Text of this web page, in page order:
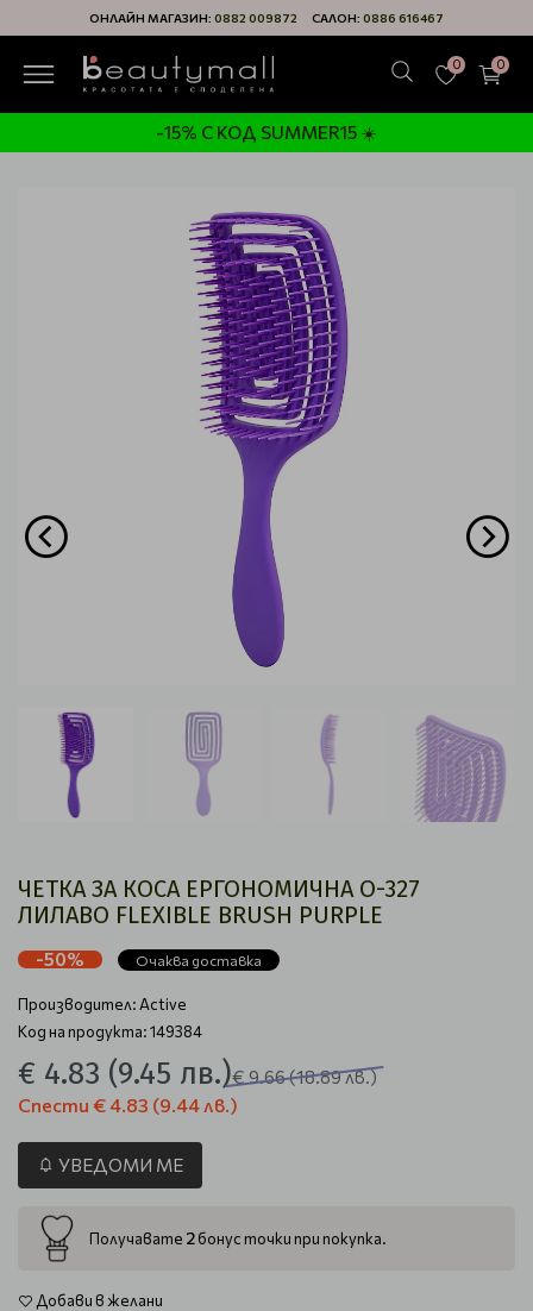
ОНЛАЙН МАГАЗИН: 0882 009872 САЛОН: 0886 616467
0 0
-15% С КОД SUMMER15 ☀️
ЧЕТКА ЗА КОСА ЕРГОНОМИЧНА O-327
ЛИЛАВО FLEXIBLE BRUSH PURPLE
-50% Очаква доставка
Производител: Active
Код на продукта: 149384
€ 4.83 (9.45 лв.)€ 9.66(18.89 лв.)
Спести € 4.83 (9.44 лв.)
УВЕДОМИ МЕ
Получавате 2бонус точки при покупка.
Добави в желани